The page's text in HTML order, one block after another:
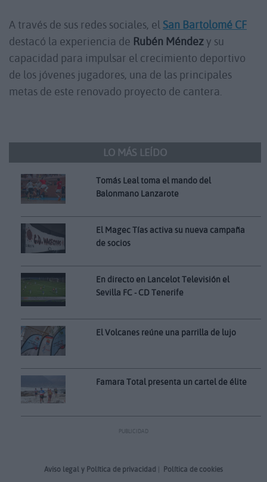
A través de sus redes sociales, el San Bartolomé CF
destacó la experiencia de Rubén Méndezy su
capacidad para impulsar el crecimiento deportivo
de los jóvenes jugadores, una de las principales
metas de este renovado proyecto de cantera.
LO MÁS LEÍDO
Tomás Leal toma el mando del
Balonmano Lanzarote
El Magec Tías activa su nueva campaña
de socios
En directo en Lancelot Televisión el
Sevilla FC - CD Tenerife
El Volcanes reúne una parrilla de lujo
Famara Total presenta un cartel de élite
PUBLICIDAD
Aviso legal y Política de privacidad | Política de cookies